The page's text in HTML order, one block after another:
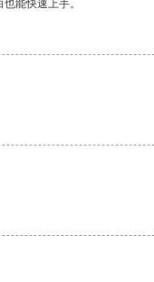
能快速上手。